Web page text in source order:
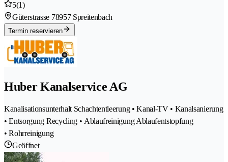
5(1)
Güterstrasse 78957 Spreitenbach
Termin reservieren
Huber Kanalservice AG
Kanalisationsunterhalt Schachtentleerung • Kanal-TV • Kanalsanierung
• Entsorgung Recycling • Ablaufreinigung Ablaufentstopfung
• Rohrreinigung
Geöffnet